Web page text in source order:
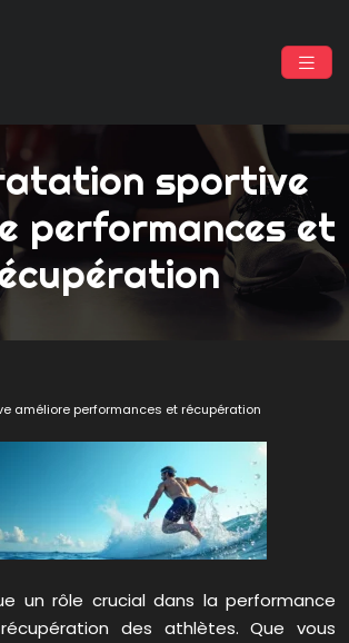
sportive
performances et
améliore performances et récupération
un rôle crucial dans la performance
des athlètes. Que vous